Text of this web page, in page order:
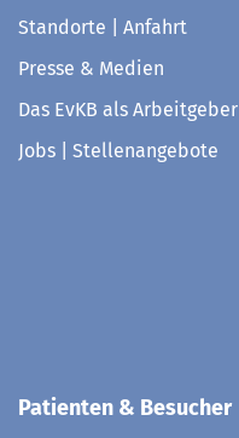
Standorte | Anfahrt
Presse & Medien
Das EvKB als Arbeitgeber
Jobs | Stellenangebote
Patienten & Besucher